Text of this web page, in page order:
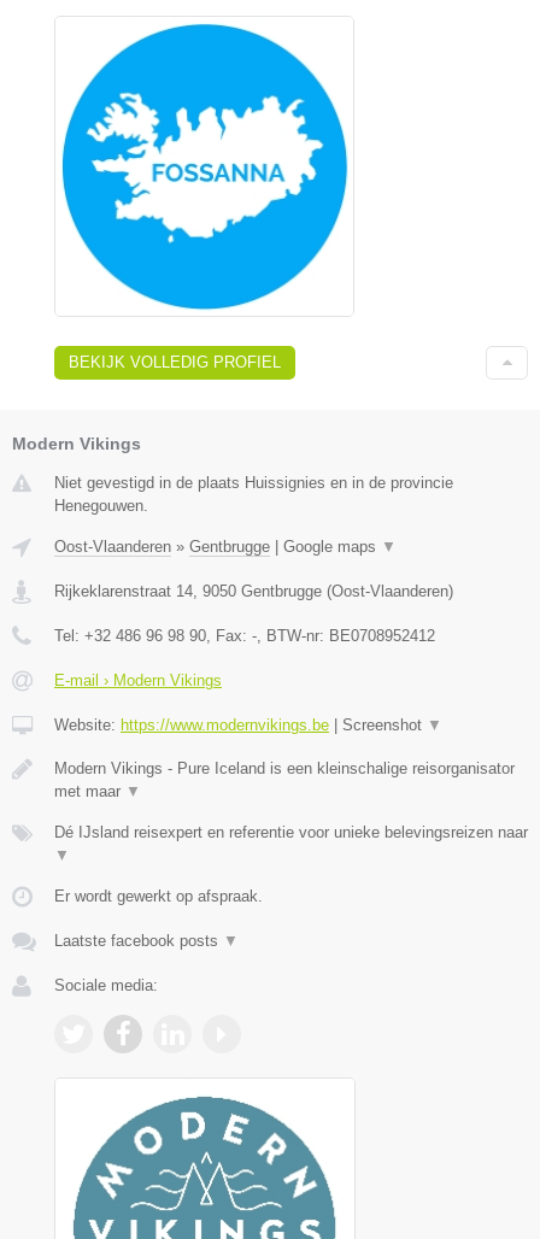
BEKIJK VOLLEDIG PROFIEL
Modern Vikings
Niet gevestigd in de plaats Huissignies en in de provincie
Henegouwen.
Oost-Vlaanderen » Gentbrugge Google maps ▼
Rijkeklarenstraat 14, 9050 Gentbrugge (Oost-Vlaanderen)
Tel: +32 486 96 98 90, Fax: -, BTW-nr: BE0708952412
E-mail › Modern Vikings
Website: https://www.modernvikings.be Screenshot ▼
Modern Vikings - Pure Iceland is een kleinschalige reisorganisator
met maar ▼
Dé IJsland reisexpert en referentie voor unieke belevingsreizen naar
▼
Er wordt gewerkt op afspraak.
Laatste facebook posts ▼
Sociale media: